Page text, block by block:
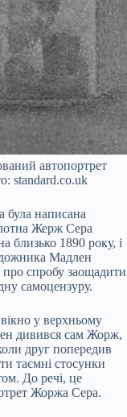
автопортрет
standard.co.uk
була написана
Жерж Сера
близько 1890 року, і
Мадлен
спробу заощадити
самоцензуру.
у верхньому
дивився сам Жорж,
друг попередив
таємні стосунки
До речі, це
Жоржа Сера.